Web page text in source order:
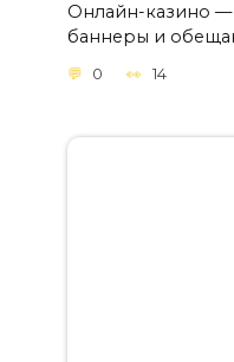
Онлайн-казино —
баннеры и
0 14